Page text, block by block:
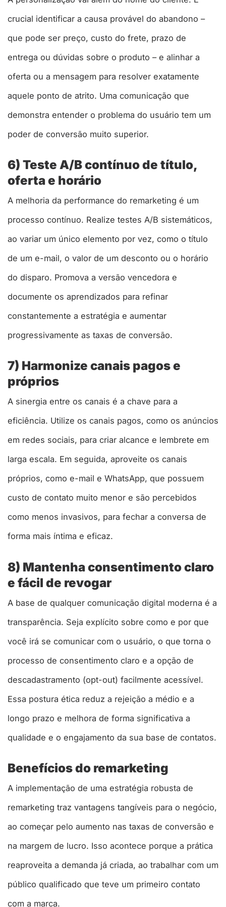
crucial identificar a causa provável do abandono –
que pode ser preço, custo do frete, prazo de
entrega ou dúvidas sobre o produto – e alinhar a
oferta ou a mensagem para resolver exatamente
aquele ponto de atrito. Uma comunicação que
demonstra entender o problema do usuário tem um
poder de conversão muito superior.
6) Teste A/B contínuo de título,
oferta e horário
A melhoria da performance do remarketing é um
processo contínuo. Realize testes A/B sistemáticos,
ao variar um único elemento por vez, como o título
de um e-mail, o valor de um desconto ou o horário
do disparo. Promova a versão vencedora e
documente os aprendizados para refinar
constantemente a estratégia e aumentar
progressivamente as taxas de conversão.
7) Harmonize canais pagos e
próprios
A sinergia entre os canais é a chave para a
eficiência. Utilize os canais pagos, como os anúncios
em redes sociais, para criar alcance e lembrete em
larga escala. Em seguida, aproveite os canais
próprios, como e-mail e WhatsApp, que possuem
custo de contato muito menor e são percebidos
como menos invasivos, para fechar a conversa de
forma mais íntima e eficaz.
8) Mantenha consentimento claro
e fácil de revogar
A base de qualquer comunicação digital moderna é a
transparência. Seja explícito sobre como e por que
você irá se comunicar com o usuário, o que torna o
processo de consentimento claro e a opção de
descadastramento (opt-out) facilmente acessível.
Essa postura ética reduz a rejeição a médio e a
longo prazo e melhora de forma significativa a
qualidade e o engajamento da sua base de contatos.
Benefícios do remarketing
A implementação de uma estratégia robusta de
remarketing traz vantagens tangíveis para o negócio,
ao começar pelo aumento nas taxas de conversão e
na margem de lucro. Isso acontece porque a prática
reaproveita a demanda já criada, ao trabalhar com um
público qualificado que teve um primeiro contato
com a marca.